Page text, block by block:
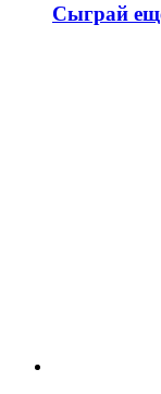
Сыграй